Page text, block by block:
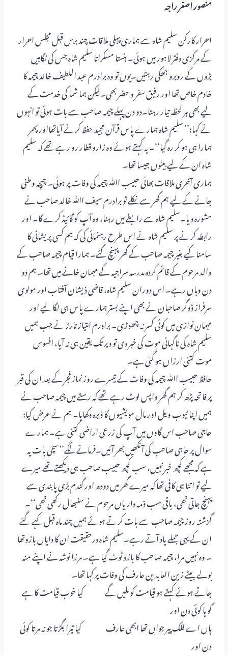
منصور اصغر راجہ
احرار کارکن سلیم شاہ سے ہماری پہلی ملاقات چند برس قبل مجلس احرار
کے مرکزی دفتر لاہور میں ہوئی۔ ہنستا مسکراتا سلیم شاہ جس کی نگاہیں
بڑوں کے روبرو جھکی رہتیں۔یوں تو وہ برادرم عبد اللطیف خالد چیمہ کا
خادم خاص تھا اور رفیق سفر و حضر بھی۔لیکن ہما شما کی خدمت کے
لیے بھی ہر لحظہ تیار رہتا۔دو دن پہلے چیمہ صاحب سے بات ہوئی تو انہوں
نے کہا:’’ سلیم شاہ ہمارے پاس قرآن مجید حفظ کرنے آیاتھااورپھر
ہمارا ہی ہو کر رہ گیا‘‘۔ یہ کہتے ہوئے وہ زارو قطار رو رہے تھے کہ سلیم
شاہ ان کے لیے بیٹوں جیسا تھا۔
ہماری آخری ملاقات بھائی حبیب اﷲ چیمہ کی وفات پر ہوئی۔ چیچہ وطنی
جانے کے لیے ہم گھر سے نکلے تو برادرم سیف اﷲ خالد صاحب نے
مشورہ دیا۔سلیم شاہ سے رابطے میں رہنا، وہ آپ کو گائیڈ کرے گا۔ اور
رابطہ کرنے پر سلیم شاہ نے اس طرح رہنمائی کی کہ ہم کسی پریشانی کا
سامنا کیے بغیر چیمہ صاحب کے گھر پہنچ گئے۔ ہمارا قیام چیمہ صاحب کے
والد مرحوم کے قائم کردہ مدرسہ سراجیہ کے مہمان خانے میں تھا۔ ہم دو
دن وہاں رہے۔ اس دوران سلیم شاہ، قاضی ذیشان آفتاب اور مولوی
سرفراز ڈوگر صاحبان نے بھی اپنے بستر ہمارے پاس ہی لگا لیے اور
مہمان نوازی میں کوئی کسر نہ چھوڑی۔ برادرم امتیاز تارڑ نے جب ہمیں
سلیم شاہ کی ناگہانی موت کی خبر دی تو دیر تک یقین ہی نہ آیا، افسوس
موت کتنی ارزاں ہو گئی ہے۔
حافظ حبیب اﷲ چیمہ کی وفات کے تیسرے روز نماز فجر کے بعد ان کی قبر
پر فاتحہ پڑھ کر ہم گھر واپس لوٹ رہے تھے کہ رستے میں چیمہ صاحب نے
ہمیں اپنا ٹیوب ویل اور مال مویشیوں کا ڈیرہ دکھایا۔ ہم نے عرض کیا:
حاجی صاحب اس گاوں میں آپ کی زرعی اراضی کتنی ہے۔ ہمارے
سوال پر حاجی صاحب کی آنکھیں بھر آئیں۔فرمانے لگے’’ سچی بات یہ
ہے کہ مجھے کچھ خبر نہیں، سب کچھ حبیب صاحب ہی دیکھتے تھے میرے
لیے تو اتنا ہی کافی تھا کہ میرے گھر میں دودھ اور گندم بڑی پابندی سے
پہنچ جاتی تھی، باقی سب ذمہ داریاں مرحوم نے سنبھال رکھی تھی‘‘۔
گزشتہ روز چیمہ صاحب سے بات کرتے ہوئے ہمیں چند ماہ قبل کہے گئے
ان کے یہی جملے یاد آتے رہے۔سلیم شاہ درحقیقت ان کا دایاں بازوتھا
۔ وہ نہیں مرا، چیمہ صاحب کا بازو ٹوٹ گیا ہے۔ مرزا نوشہ نے اپنے منہ
بولے بیٹے زین العابدین عارف کی وفات پر کہا تھا۔
جاتے ہوئے کہتے ہو قیامت کو ملیں گے کیا خوب قیامت کا ہے
گویا کوئی دن اور
ہاں اے فلک پیر جواں تھا ابھی عارف کیا تیرا بگڑتا جو نہ مرتا کوئی
دن اور